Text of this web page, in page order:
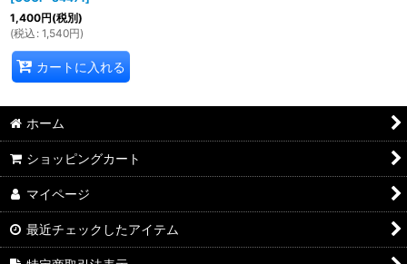
1,400円(税別)
(税込 : 1,540円)
カートに入れる
ホーム
ショッピングカート
マイページ
最近チェックしたアイテム